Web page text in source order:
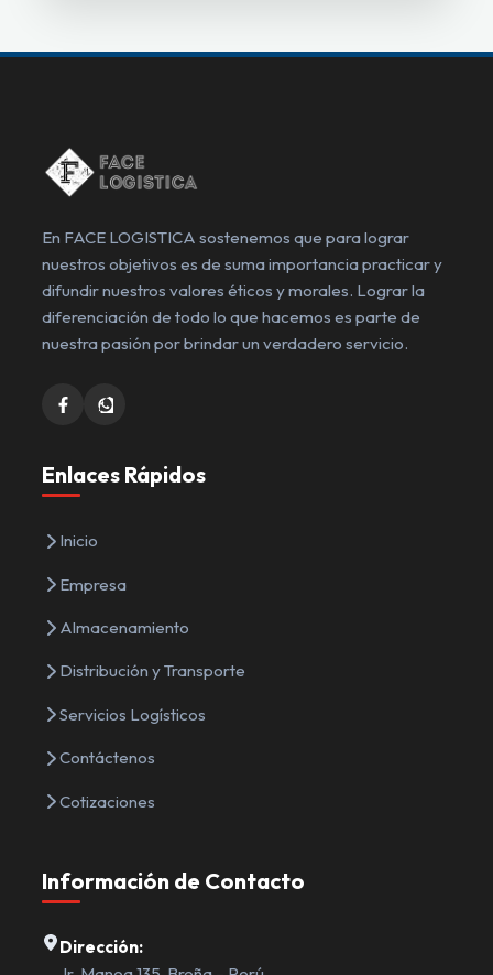
En FACE LOGISTICA sostenemos que para lograr
nuestros objetivos es de suma importancia practicar y
difundir nuestros valores éticos y morales. Lograr la
diferenciación de todo lo que hacemos es parte de
nuestra pasión por brindar un verdadero servicio.
Enlaces Rápidos
Inicio
Empresa
Almacenamiento
Distribución y Transporte
Servicios Logísticos
Contáctenos
Cotizaciones
Información de Contacto
Dirección: